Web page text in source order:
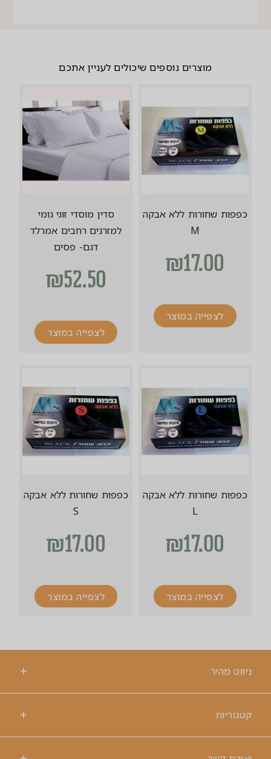
מוצרים נוספים שיכולים לעניין אתכם
כפפות שחורות ללא אבקה
M
₪17.00
לצפייה במוצר
סדין מוסדי זוגי גומי
למזרנים רחבים אמרלד
דגם- פסים
₪52.50
לצפייה במוצר
כפפות שחורות ללא אבקה
L
₪17.00
לצפייה במוצר
כפפות שחורות ללא אבקה
S
₪17.00
לצפייה במוצר
ניווט מהיר
קטגוריות